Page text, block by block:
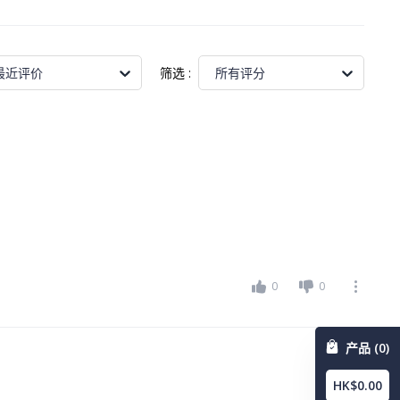
近评价 筛选 : 所有评分
0 0
产品 (0)
HK$0.00